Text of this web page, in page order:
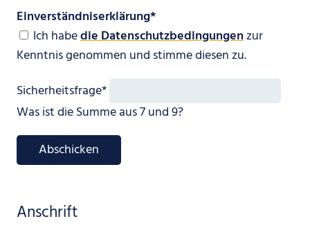
Pflichtfeld
Einverständniserklärung*
Ich habedie Datenschutzbedingungenzur
Kenntnis genommen und stimme diesen zu.
Pflichtfeld
Sicherheitsfrage*
Was ist die Summe aus 7 und 9?
Abschicken
Anschrift